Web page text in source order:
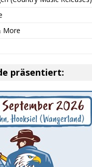
More
präsentiert: